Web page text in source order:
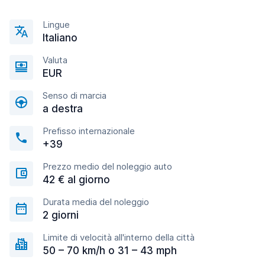
Lingue
Italiano
Valuta
EUR
Senso di marcia
a destra
Prefisso internazionale
+39
Prezzo medio del noleggio auto
42 € al giorno
Durata media del noleggio
2 giorni
Limite di velocità all'interno della città
50 – 70 km/h o 31 – 43 mph